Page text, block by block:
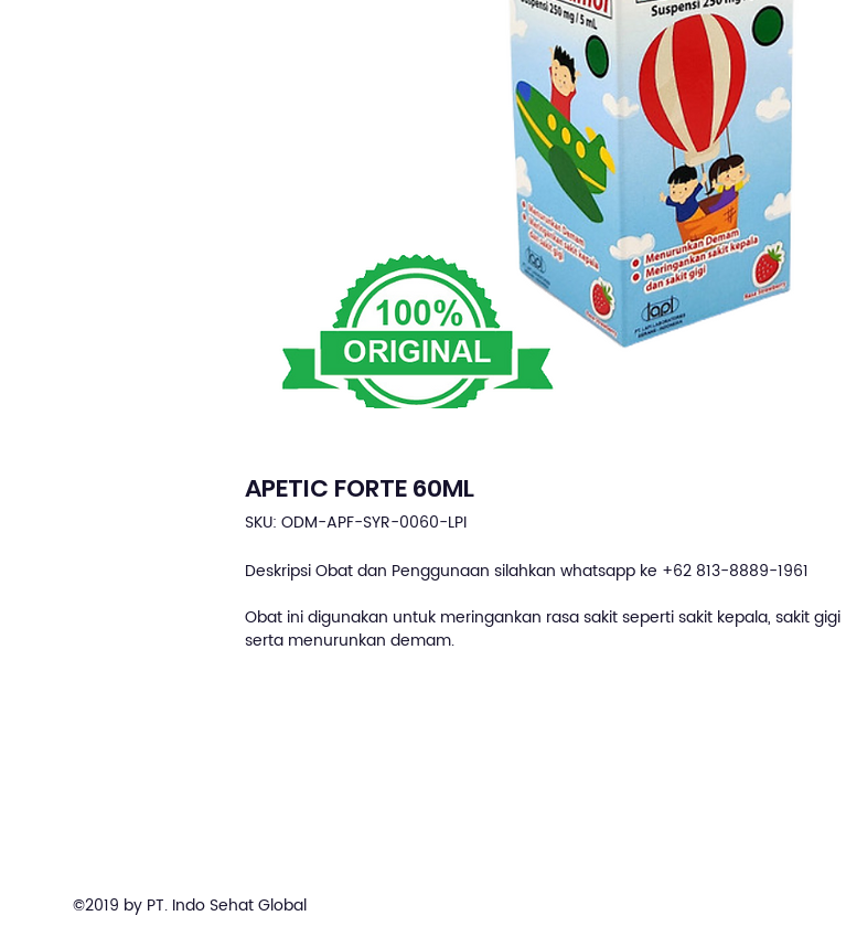
APETIC FORTE 60ML
SKU: ODM-APF-SYR-0060-LPI
Deskripsi Obat dan Penggunaan silahkan whatsapp ke +62 813-8889-1961
Obat ini digunakan untuk meringankan rasa sakit seperti sakit kepala, sakit gigi
serta menurunkan demam.
©2019 by PT. Indo Sehat Global